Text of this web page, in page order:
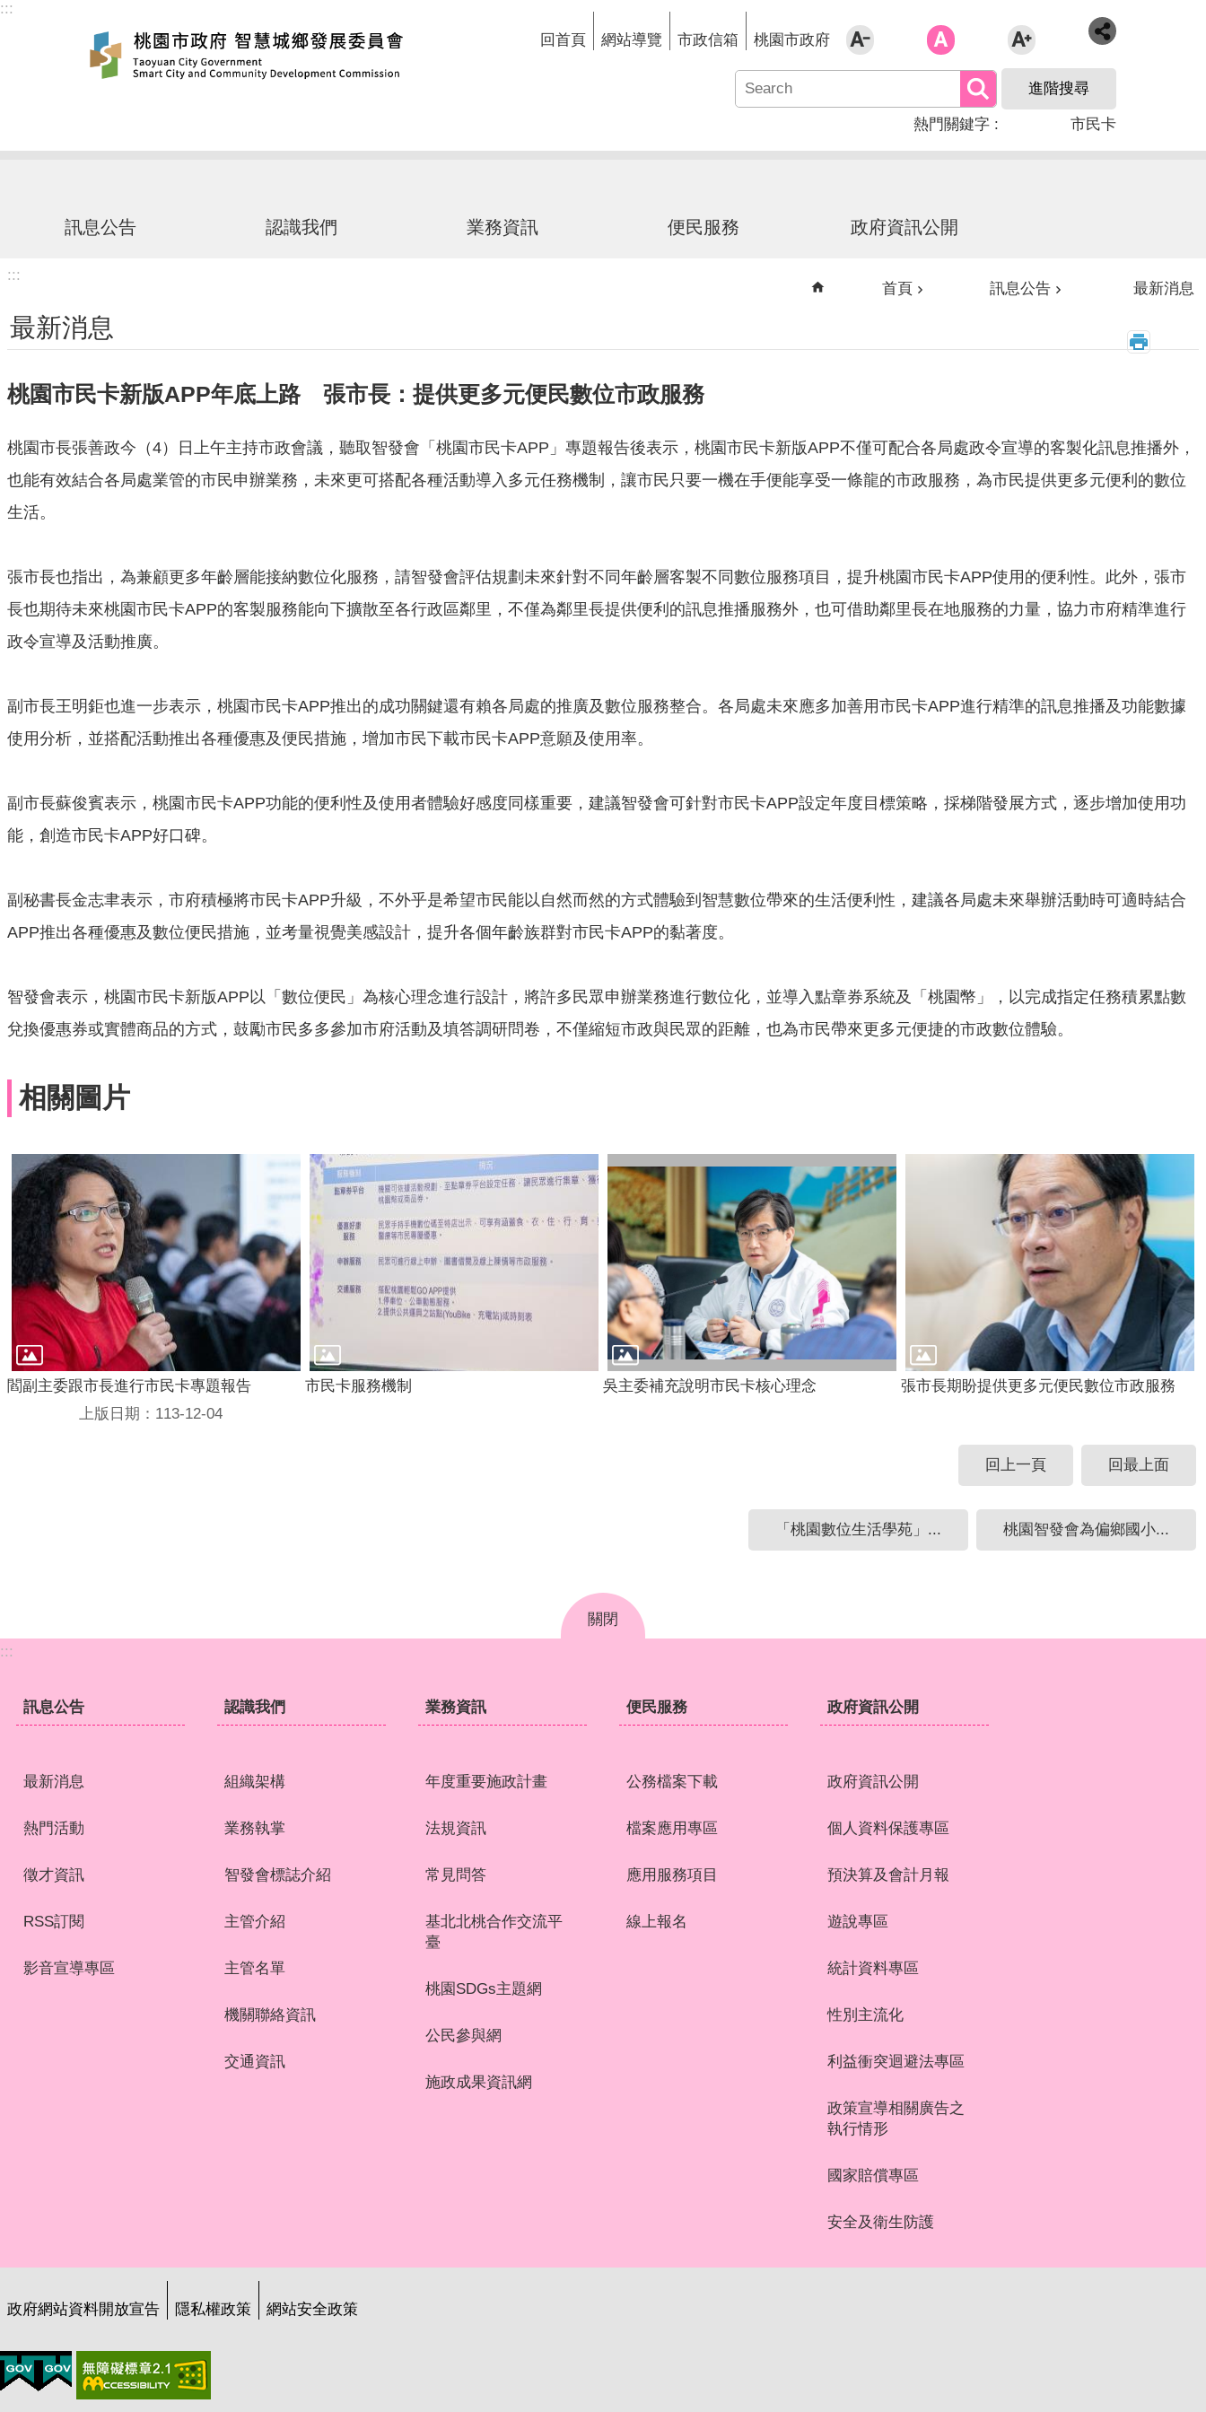
跳到主要內容區塊
:::
回首頁
網站導覽 市政信箱 桃園市政府
進階搜尋
熱門關鍵字 市民卡
訊息公告 認識我們 業務資訊 便民服務 政府資訊公開
:::
首頁 訊息公告 最新消息
最新消息
桃園市民卡新版APP年底上路 張市長：提供更多元便民數位市政服務
桃園市長張善政今（4）日上午主持市政會議，聽取智發會「桃園市民卡APP」專題報告後表示，桃園市民卡新版APP不僅可配合各局處政令宣導的客製化訊息推播外，
也能有效結合各局處業管的市民申辦業務，未來更可搭配各種活動導入多元任務機制，讓市民只要一機在手便能享受一條龍的市政服務，為市民提供更多元便利的數位
生活。
張市長也指出，為兼顧更多年齡層能接納數位化服務，請智發會評估規劃未來針對不同年齡層客製不同數位服務項目，提升桃園市民卡APP使用的便利性。此外，張市
長也期待未來桃園市民卡APP的客製服務能向下擴散至各行政區鄰里，不僅為鄰里長提供便利的訊息推播服務外，也可借助鄰里長在地服務的力量，協力市府精準進行
政令宣導及活動推廣。
副市長王明鉅也進一步表示，桃園市民卡APP推出的成功關鍵還有賴各局處的推廣及數位服務整合。各局處未來應多加善用市民卡APP進行精準的訊息推播及功能數據
使用分析，並搭配活動推出各種優惠及便民措施，增加市民下載市民卡APP意願及使用率。
副市長蘇俊賓表示，桃園市民卡APP功能的便利性及使用者體驗好感度同樣重要，建議智發會可針對市民卡APP設定年度目標策略，採梯階發展方式，逐步增加使用功
能，創造市民卡APP好口碑。
副秘書長金志聿表示，市府積極將市民卡APP升級，不外乎是希望市民能以自然而然的方式體驗到智慧數位帶來的生活便利性，建議各局處未來舉辦活動時可適時結合
APP推出各種優惠及數位便民措施，並考量視覺美感設計，提升各個年齡族群對市民卡APP的黏著度。
智發會表示，桃園市民卡新版APP以「數位便民」為核心理念進行設計，將許多民眾申辦業務進行數位化，並導入點章券系統及「桃園幣」，以完成指定任務積累點數
兌換優惠券或實體商品的方式，鼓勵市民多多參加市府活動及填答調研問卷，不僅縮短市政與民眾的距離，也為市民帶來更多元便捷的市政數位體驗。
相關圖片
閻副主委跟市長進行市民卡專題報告 市民卡服務機制 吳主委補充說明市民卡核心理念
張市長期盼提供更多元便民數位市政服務
上版日期：113-12-04
回上一頁 回最上面
「桃園數位生活學苑」... 桃園智發會為偏鄉國小...
關閉
:::
訊息公告
最新消息
熱門活動
徵才資訊
RSS訂閱
影音宣導專區
認識我們
組織架構
業務執掌
智發會標誌介紹
主管介紹
主管名單
機關聯絡資訊
交通資訊
業務資訊
年度重要施政計畫
法規資訊
常見問答
基北北桃合作交流平
臺
桃園SDGs主題網
公民參與網
施政成果資訊網
便民服務
公務檔案下載
檔案應用專區
應用服務項目
線上報名
政府資訊公開
政府資訊公開
個人資料保護專區
預決算及會計月報
遊說專區
統計資料專區
性別主流化
利益衝突迴避法專區
政策宣導相關廣告之
執行情形
國家賠償專區
安全及衛生防護
政府網站資料開放宣告 隱私權政策 網站安全政策